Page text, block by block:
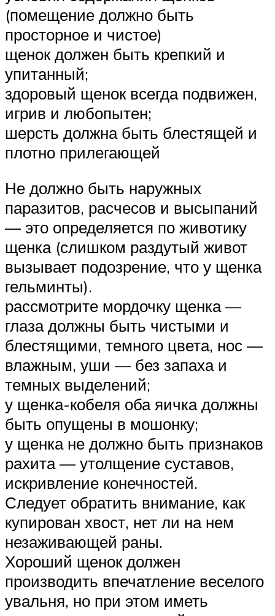
(помещение должно быть
просторное и чистое)
щенок должен быть крепкий и
упитанный;
здоровый щенок всегда подвижен,
игрив и любопытен;
шерсть должна быть блестящей и
плотно прилегающей
Не должно быть наружных
паразитов, расчесов и высыпаний
— это определяется по животику
щенка (слишком раздутый живот
вызывает подозрение, что у щенка
гельминты).
рассмотрите мордочку щенка —
глаза должны быть чистыми и
блестящими, темного цвета, нос —
влажным, уши — без запаха и
темных выделений;
у щенка-кобеля оба яичка должны
быть опущены в мошонку;
у щенка не должно быть признаков
рахита — утолщение суставов,
искривление конечностей.
Следует обратить внимание, как
купирован хвост, нет ли на нем
незаживающей раны.
Хороший щенок должен
производить впечатление веселого
увальня, но при этом иметь